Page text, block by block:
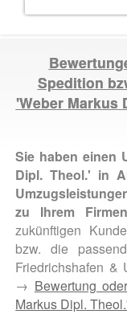
Spedition
'Weber Markus
Sie haben einen
Dipl. Theol.' in
zu Ihrem
zukünftigen
bzw. die
Friedrichshafen &
→ Bewertung
Markus Dipl.